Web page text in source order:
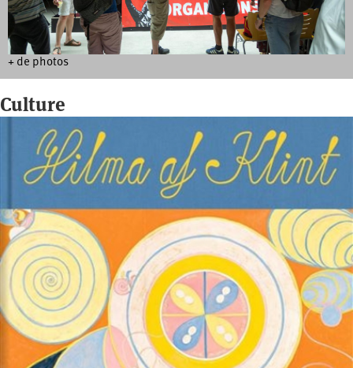
+ de photos
Culture